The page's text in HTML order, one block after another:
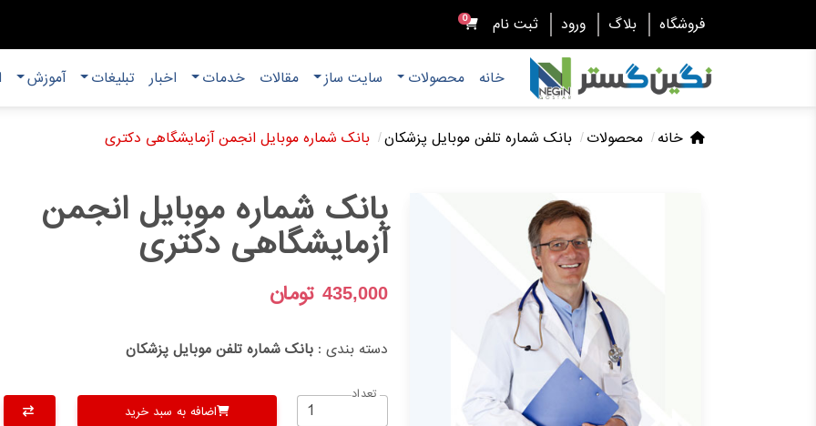
فروشگاه بلاگ ورود ثبت نام 0
خانه محصولات سایت ساز مقالات خدمات اخبار تبلیغات آموزش
خانه محصولات بانک شماره تلفن موبایل پزشکان بانک شماره موبایل انجمن آزمایشگاهی دکتری
بانک شماره موبایل انجمن
آزمایشگاهی دکتری
435,000 تومان
دسته بندی :بانک شماره تلفن موبایل پزشکان
تعداد
اضافه به سبد خرید